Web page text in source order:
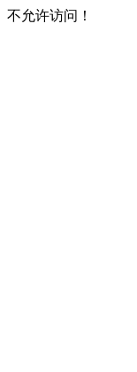
不允许访问！